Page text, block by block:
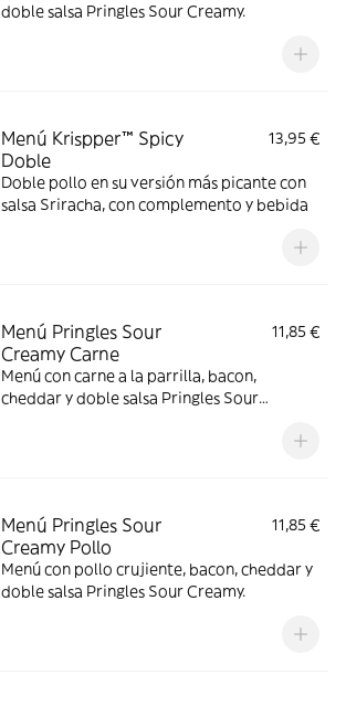
doble salsa Pringles Sour Creamy.
Menú Krispper™ Spicy
Doble
13,95 €
Doble pollo en su versión más picante con
salsa Sriracha, con complemento y bebida
Menú Pringles Sour
Creamy Carne
11,85 €
Menú con carne a la parrilla, bacon,
cheddar y doble salsa Pringles Sour
Menú Pringles Sour
Creamy Pollo
11,85 €
Menú con pollo crujiente, bacon, cheddar y
doble salsa Pringles Sour Creamy.